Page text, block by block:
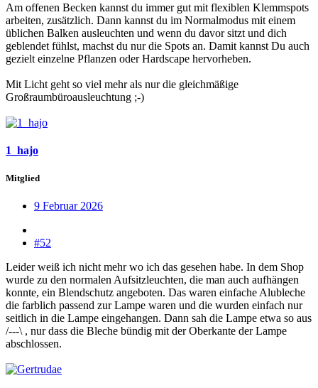
Am offenen Becken kannst du immer gut mit flexiblen Klemmspots
arbeiten, zusätzlich. Dann kannst du im Normalmodus mit einem
üblichen Balken ausleuchten und wenn du davor sitzt und dich
geblendet fühlst, machst du nur die Spots an. Damit kannst Du auch
gezielt einzelne Pflanzen oder Hardscape hervorheben.
Mit Licht geht so viel mehr als nur die gleichmäßige
Großraumbüroausleuchtung ;-)
1_hajo
Mitglied
9 Februar 2026
#52
Leider weiß ich nicht mehr wo ich das gesehen habe. In dem Shop
wurde zu den normalen Aufsitzleuchten, die man auch aufhängen
konnte, ein Blendschutz angeboten. Das waren einfache Alubleche
die farblich passend zur Lampe waren und die wurden einfach nur
seitlich in die Lampe eingehangen. Dann sah die Lampe etwa so aus
/---\ , nur dass die Bleche bündig mit der Oberkante der Lampe
abschlossen.